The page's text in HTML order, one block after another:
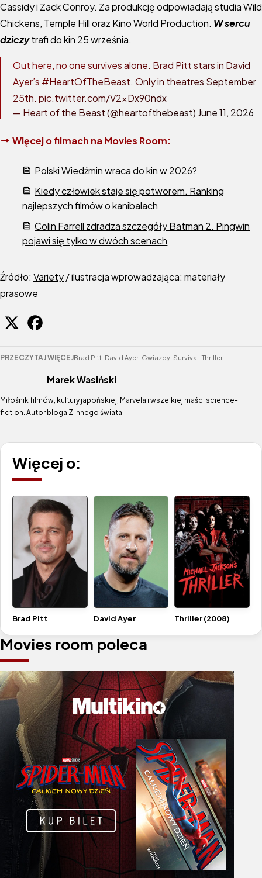
Cassidy i Zack Conroy. Za produkcję odpowiadają studia Wild
Chickens, Temple Hill oraz Kino World Production. W sercu
dziczytrafi do kin 25 września.
Out here, no one survives alone. Brad Pitt stars in David
Ayer’s #HeartOfTheBeast. Only in theatres September
25th. pic.twitter.com/V2xDx90ndx
— Heart of the Beast (@heartofthebeast) June 11, 2026
Więcej o filmach na Movies Room:
Polski Wiedźmin wraca do kin w 2026?
Kiedy człowiek staje się potworem. Ranking
najlepszych filmów o kanibalach
Colin Farrell zdradza szczegóły Batman 2. Pingwin
pojawi się tylko w dwóch scenach
Źródło: Variety/ ilustracja wprowadzająca: materiały
prasowe
PRZECZYTAJ WIĘCEJBrad Pitt David Ayer Gwiazdy Survival Thriller
Marek Wasiński
Miłośnik filmów, kultury japońskiej, Marvela i wszelkiej maści science-
fiction. Autor bloga Z innego świata.
Movies room poleca
Więcej o:
Brad Pitt David Ayer Thriller (2008)